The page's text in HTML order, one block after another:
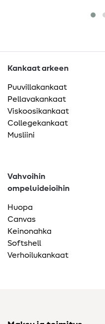
Kankaat arkeen
Puuvillakankaat
Pellavakankaat
Viskoosikankaat
Collegekankaat
Musliini
Vahvoihin
ompeluideioihin
Huopa
Canvas
Keinonahka
Softshell
Verhoilukankaat